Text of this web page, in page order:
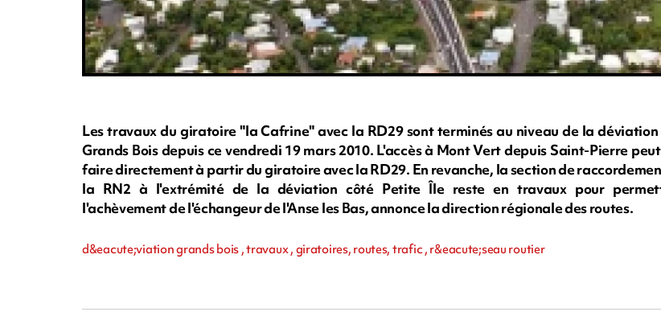
Les travaux du giratoire "la Cafrine" avec la RD29 sont terminés au niveau de la
Grands Bois depuis ce vendredi 19 mars 2010. L'accès à Mont Vert depuis Saint-Pierre
faire directement à partir du giratoire avec la RD29. En revanche, la section de
la RN2 à l'extrémité de la déviation côté Petite Île reste en travaux pour
l'achèvement de l'échangeur de l'Anse les Bas, annonce la direction régionale des routes.
d&eacute;viation grands bois , travaux , giratoires, routes, trafic , r&eacute;seau routier